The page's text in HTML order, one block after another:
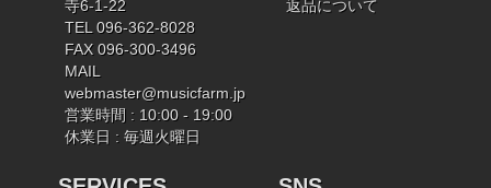
寺6-1-22
TEL 096-362-8028
FAX 096-300-3496
MAIL
webmaster@musicfarm.jp
営業時間 : 10:00 - 19:00
休業日 : 毎週火曜日
返品について